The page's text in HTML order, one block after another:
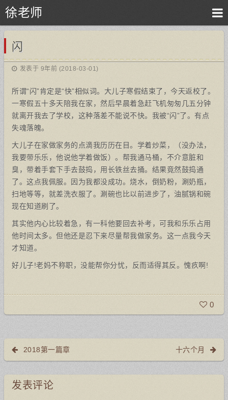
徐老师
闪
发表于 9年前 (2018-03-01)
所谓“闪”肯定是“快”相似词。大儿子寒假结束了，今天返校了。
一寒假五十多天陪我在家，然后早晨着急赶飞机匆匆几五分钟
就离开我去了学校，这种落差不能说不快。我被“闪”了。有点
失魂落魄。
大儿子在家做家务的点滴我历历在目。学着炒菜，（没办法，
我要带乐乐，他说他学着做饭）。帮我通马桶，不介意脏和
臭，带着手套下手去鼓捣，用长铁丝去捅。结果竟然鼓捣通
了。这点我佩服。因为我都没成功。烧水，倒奶粉，涮奶瓶，
扫地等等，就差洗衣服了。涮碗也比以前进步了，油腻锅和碗
现在知道刷了。
其实他内心比较着急，有一科他要回去补考，可我和乐乐占用
他时间太多。但他还是忍下来尽量帮我做家务。这一点我今天
才知道。
好儿子!老妈不称职，没能帮你分忧，反而适得其反。愧疚啊!
0
2018第一篇章 十六个月
发表评论